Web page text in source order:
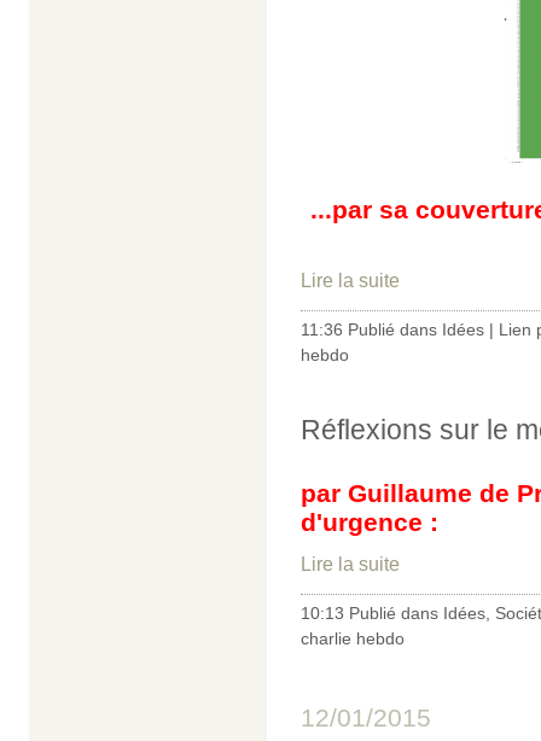
...par sa
Lire la suite
11:36 Publié dans Idées | Lien
hebdo
Réflexions sur le
par Guillaume de
d'urgence :
Lire la suite
10:13 Publié dans Idées,
charlie hebdo
12/01/2015